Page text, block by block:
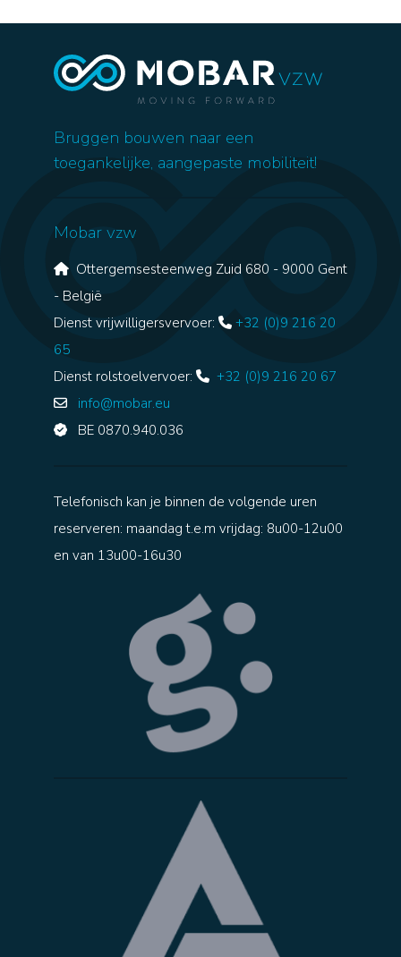
Bruggen bouwen naar een
toegankelijke, aangepaste mobiliteit!
Mobar vzw
Ottergemsesteenweg Zuid 680 - 9000 Gent
- België
Dienst vrijwilligersvervoer:
+32 (0)9 216 20
65
Dienst rolstoelvervoer:
+32 (0)9 216 20 67
info@mobar.eu
BE 0870.940.036
Telefonisch kan je binnen de volgende uren
reserveren: maandag t.e.m vrijdag: 8u00-12u00
en van 13u00-16u30